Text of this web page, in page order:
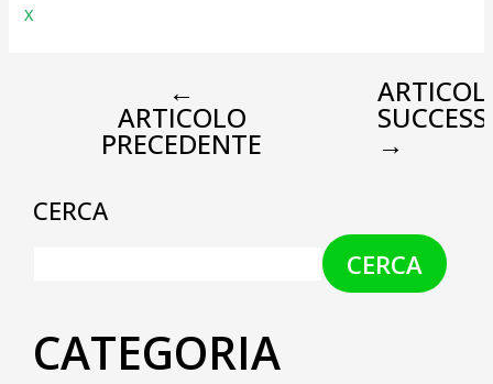
X
←
ARTICOLO
PRECEDENTE →
CERCA
CERCA
CATEGORIA